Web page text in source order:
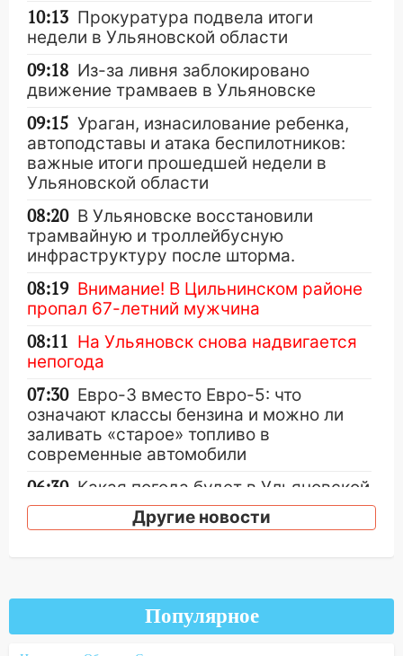
10:13 Прокуратура подвела итоги
недели в Ульяновской области
09:18 Из-за ливня заблокировано
движение трамваев в Ульяновске
09:15 Ураган, изнасилование ребенка,
автоподставы и атака беспилотников:
важные итоги прошедшей недели в
Ульяновской области
08:20 В Ульяновске восстановили
трамвайную и троллейбусную
инфраструктуру после шторма.
08:19 Внимание! В Цильнинском районе
пропал 67-летний мужчина
08:11 На Ульяновск снова надвигается
непогода
07:30 Евро-3 вместо Евро-5: что
означают классы бензина и можно ли
заливать «старое» топливо в
современные автомобили
06:30 Какая погода будет в Ульяновской
области днем 9 августа
упустить
08.08.2026
Другие новости
Популярное